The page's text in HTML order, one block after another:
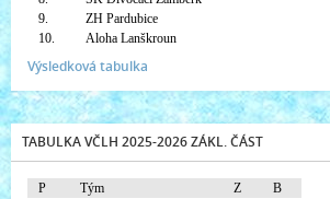
9.
ZH Pardubice
10.
Aloha Lanškroun
Výsledková tabulka
TABULKA VČLH 2025-2026 ZÁKL. ČÁST
P Tým Z
B